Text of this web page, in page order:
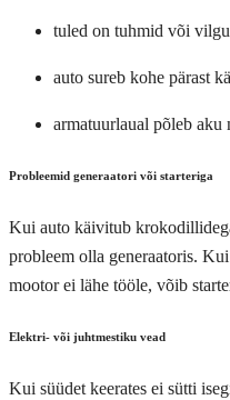
tuled on tuhmid või
auto sureb kohe pärast
armatuurlaual põleb aku
Probleemid generaatori või starteriga
Kui auto käivitub
probleem olla generaatoris.
mootor ei lähe tööle, võib
Elektri- või juhtmestiku vead
Kui süüdet keerates ei sütti